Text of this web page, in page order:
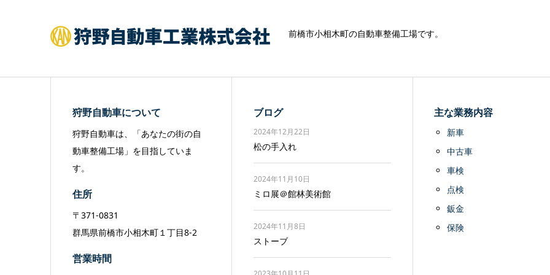
前橋市小相木町の自動車整備工場です。
狩野自動車について
狩野自動車は、「あなたの街の自
動車整備工場」を目指していま
す。
住所
〒371-0831
群馬県前橋市小相木町１丁目8-2
営業時間
ブログ
松の手入れ
2024年12月22日
ミロ展＠館林美術館
2024年11月10日
ストーブ
2024年11月8日
主な業務内容
新車
中古車
車検
点検
鈑金
保険